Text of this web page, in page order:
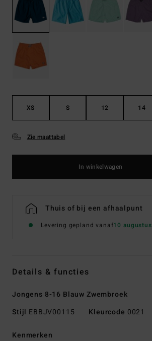
XS S 12 14
Zie maattabel
In winkelwagen
Thuis of bij een afhaalpunt
Levering gepland vanaf10 augustus
Details & functies
Jongens 8-16 Blauw Zwembroek
Stijl EBBJV00115 Kleurcode 0021
Kenmerken